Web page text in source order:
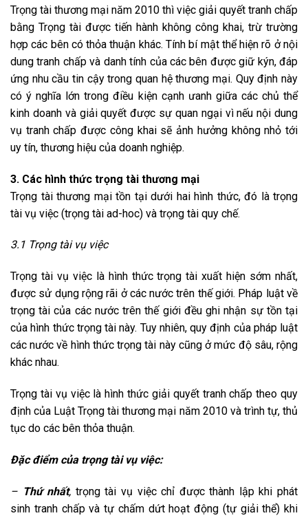
Trọng tài thương mại năm 2010 thì việc giải quyết tranh chấp
bằng Trọng tài được tiến hành không công khai, trừ trường
hợp các bên có thỏa thuận khác. Tính bí mật thể hiện rõ ở nội
dung tranh chấp và danh tính của các bên được giữ kýn, đáp
ứng nhu cầu tin cậy trong quan hệ thương mại. Quy định này
có ý nghĩa lớn trong điều kiện cạnh ưanh giữa các chủ thể
kinh doanh và giải quyết được sự quan ngại vì nếu nội dung
vụ tranh chấp được công khai sẽ ảnh hưởng không nhỏ tới
uy tín, thương hiệu của doanh nghiệp.
3. Các hình thức trọng tài thương mại
Trọng tài thương mại tồn tại dưới hai hình thức, đó là trọng
tài vụ việc (trọng tài ad-hoc) và trọng tài quy chế.
3.1 Trọng tài vụ việc
Trọng tài vụ việc là hình thức trọng tài xuất hiện sớm nhất,
được sử dụng rộng rãi ở các nước trên thế giới. Pháp luật về
trọng tài của các nước trên thế giới đều ghi nhận sự tồn tại
của hình thức trọng tài này. Tuy nhiên, quy định của pháp luật
các nước về hình thức trọng tài này cũng ở mức độ sâu, rộng
khác nhau.
Trọng tài vụ việc là hình thức giải quyết tranh chấp theo quy
định của Luật Trọng tài thương mại năm 2010 và trình tự, thủ
tục do các bên thỏa thuận.
Đặc điểm của trọng tài vụ việc:
– Thứ nhất, trọng tài vụ việc chỉ được thành lập khi phát
sinh tranh chấp và tự chấm dứt hoạt động (tự giải thể) khi